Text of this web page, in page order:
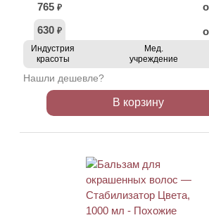
765 ₽
630 ₽
Индустрия
красоты
Мед.
учреждение
Нашли дешевле?
В корзину